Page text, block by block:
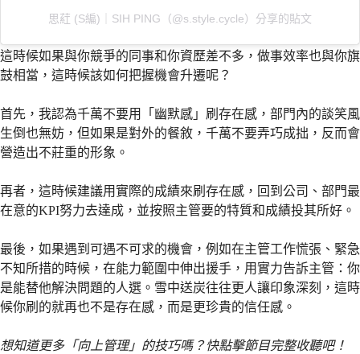
思葒 (S編)｜SIH PING（@s.style.cycle）分享的貼文
這時候如果與你競爭的同事和你資歷差不多，做事效率也與你旗
鼓相當，這時候該如何把握機會升遷呢？
首先，我認為千萬不要用「幽默感」刷存在感，部門內的談笑風
生倒也無妨，但如果是對外的餐敘，千萬不要弄巧成拙，反而會
營造出不莊重的形象。
再者，這時候建議用實際的成績來刷存在感，回到公司、部門最
在意的KPI努力去達成，並按照主管要的特質和成績投其所好。
最後，如果遇到可遇不可求的機會，例如在主管工作慌張、緊急
不知所措的時候，在能力範圍中伸出援手，用實力告訴主管：你
是能替他解決問題的人選。雪中送炭往往更人讓印象深刻，這時
候你刷的就再也不是存在感，而是更珍貴的信任感。
想知道更多「向上管理」的技巧嗎？快點擊節目完整收聽吧！